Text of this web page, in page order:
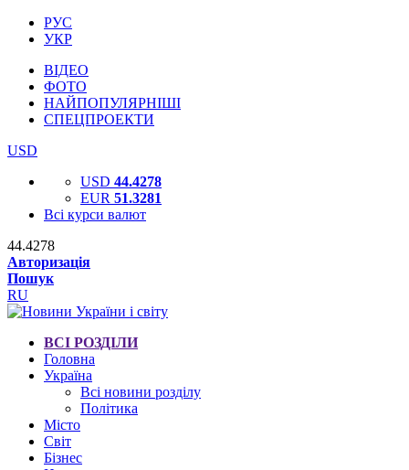
РУС
УКР
ВІДЕО
ФОТО
НАЙПОПУЛЯРНІШІ
СПЕЦПРОЕКТИ
USD
USD 44.4278
EUR 51.3281
Всі курси валют
44.4278
Авторизація
Пошук
RU
ВСІ РОЗДІЛИ
Головна
Україна
Всі новини розділу
Політика
Місто
Світ
Бізнес